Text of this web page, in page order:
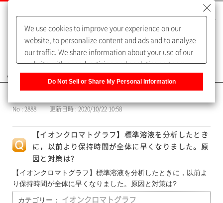
よくあるご質問（FAQ）
No : 2888 更新日時 : 2020/10/22 10:58
【イオンクロマトグラフ】標準溶液を分析したとき
に，以前より保持時間が全体に早くなりました。原
因と対策は?
【イオンクロマトグラフ】標準溶液を分析したときに，以前よ
り保持時間が全体に早くなりました。原因と対策は?
カテゴリー： イオンクロマトグラフ
We use cookies to improve your experience on our
website, to personalize content and ads and to analyze
our traffic. We share information about your use of our
website with our advertising and analytics partners,
of our sharing information about you with our partners.
Information] to customize your cookie settings on our
website.Privacy Policy
Do Not Sell or Share My Personal Information